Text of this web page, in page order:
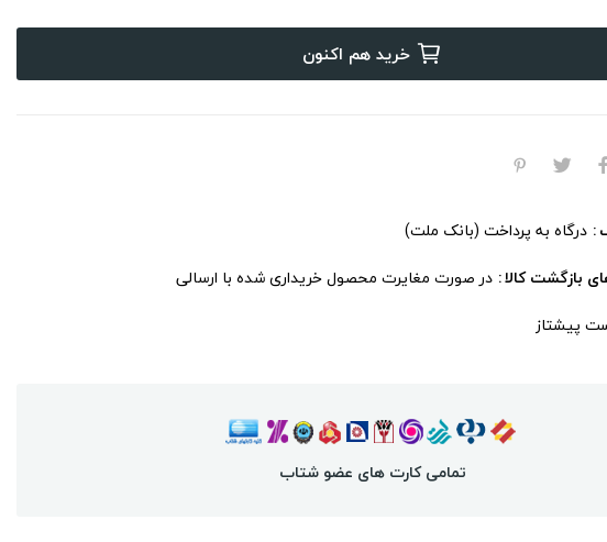
خرید هم اکنون
درگاه به پرداخت (بانک ملت)
بازگشت کالا در صورت مغایرت محصول خریداری شده با ارسالی
پیشتاز
تمامی کارت های عضو شتاب